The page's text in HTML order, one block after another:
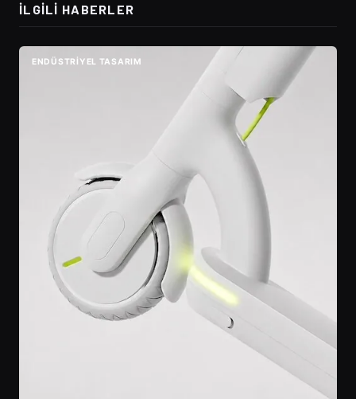
İLGILI HABERLER
ENDÜSTRIYEL TASARIM